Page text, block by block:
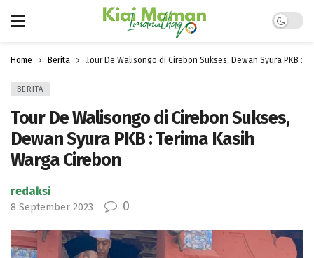
Dark
Home Berita Tour De Walisongo di Cirebon Sukses, Dewan Syura PKB :
BERITA
Tour De Walisongo di Cirebon Sukses,
Dewan Syura PKB : Terima Kasih
Warga Cirebon
redaksi
8 September 2023 0